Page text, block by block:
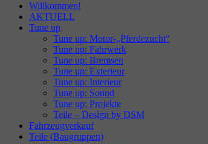
Willkommen!
AKTUELL
Tune up
Tune up: Motor-„Pferdezucht“
Tune up: Fahrwerk
Tune up: Bremsen
Tune up: Exterieur
Tune up: Interieur
Tune up: Sound
Tune up: Projekte
Teile – Design by DSM
Fahrzeugverkauf
Teile (Baugruppen)